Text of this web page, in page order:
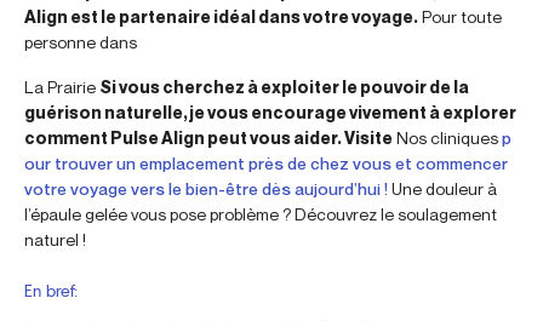
Align est le partenaire idéal dans votre voyage.Pour toute
personne dans
La Prairie Si vous cherchez à exploiter le pouvoir de la
guérison naturelle, je vous encourage vivement à explorer
comment Pulse Align peut vous aider. VisiteNos cliniquesp
our trouver un emplacement près de chez vous et commencer
votre voyage vers le bien-être dès aujourd’hui !Une douleur à
l’épaule gelée vous pose problème ? Découvrez le soulagement
naturel !
En bref: